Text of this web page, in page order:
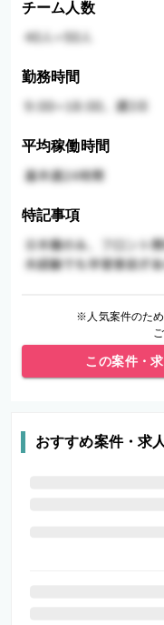
チーム人数
勤務時間
平均稼働時間
特記事項
※人気案件のため
この案件・
おすすめ案件・求人